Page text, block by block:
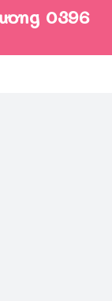
0396